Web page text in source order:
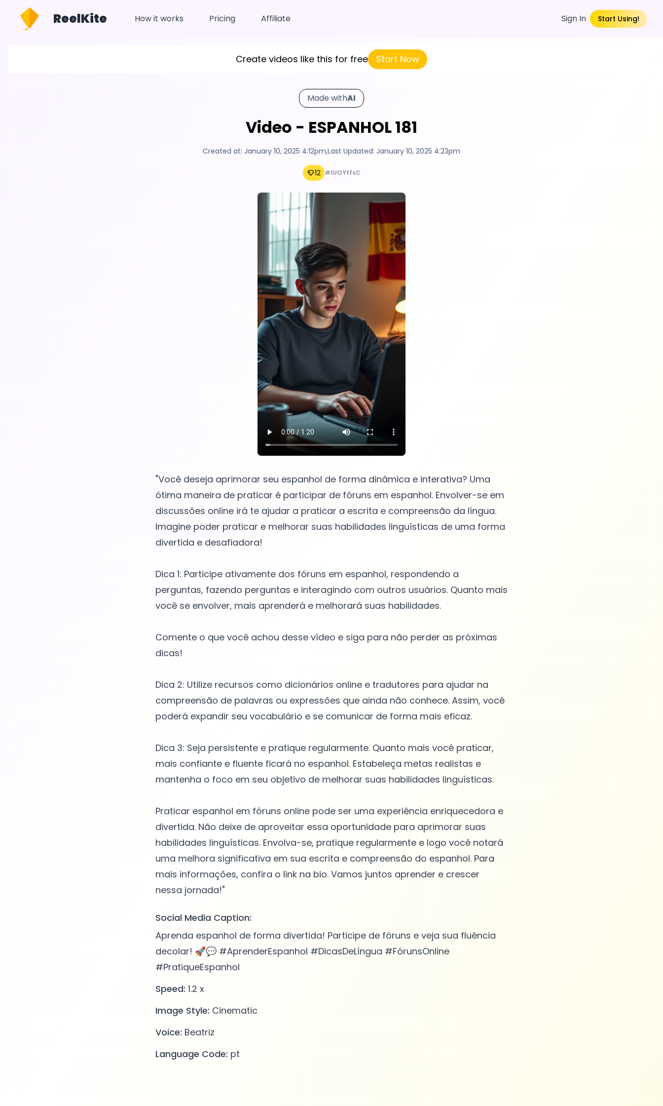
ReelKite How it works Pricing Affiliate Sign In Start Using!
Create videos like this for free Start Now
Made withAI
Video - ESPANHOL 181
Created at: January 10, 2025 4:12pm,Last Updated: January 10, 2025 4:23pm
12 #IUOYtfsC
"Você deseja aprimorar seu espanhol de forma dinâmica e interativa? Uma
ótima maneira de praticar é participar de fóruns em espanhol. Envolver-se em
discussões online irá te ajudar a praticar a escrita e compreensão da língua.
Imagine poder praticar e melhorar suas habilidades linguísticas de uma forma
divertida e desafiadora!
Dica 1: Participe ativamente dos fóruns em espanhol, respondendo a
perguntas, fazendo perguntas e interagindo com outros usuários. Quanto mais
você se envolver, mais aprenderá e melhorará suas habilidades.
Comente o que você achou desse vídeo e siga para não perder as próximas
dicas!
Dica 2: Utilize recursos como dicionários online e tradutores para ajudar na
compreensão de palavras ou expressões que ainda não conhece. Assim, você
poderá expandir seu vocabulário e se comunicar de forma mais eficaz.
Dica 3: Seja persistente e pratique regularmente. Quanto mais você praticar,
mais confiante e fluente ficará no espanhol. Estabeleça metas realistas e
mantenha o foco em seu objetivo de melhorar suas habilidades linguísticas.
Praticar espanhol em fóruns online pode ser uma experiência enriquecedora e
divertida. Não deixe de aproveitar essa oportunidade para aprimorar suas
habilidades linguísticas. Envolva-se, pratique regularmente e logo você notará
uma melhora significativa em sua escrita e compreensão do espanhol. Para
mais informações, confira o link na bio. Vamos juntos aprender e crescer
Social Media Caption:
Aprenda espanhol de forma divertida! Participe de fóruns e veja sua fluência
decolar! 🚀💬 #AprenderEspanhol #DicasDeLíngua #FórunsOnline
#PratiqueEspanhol
Speed: 1.2 x
Image Style: Cinematic
Voice: Beatriz
Language Code: pt